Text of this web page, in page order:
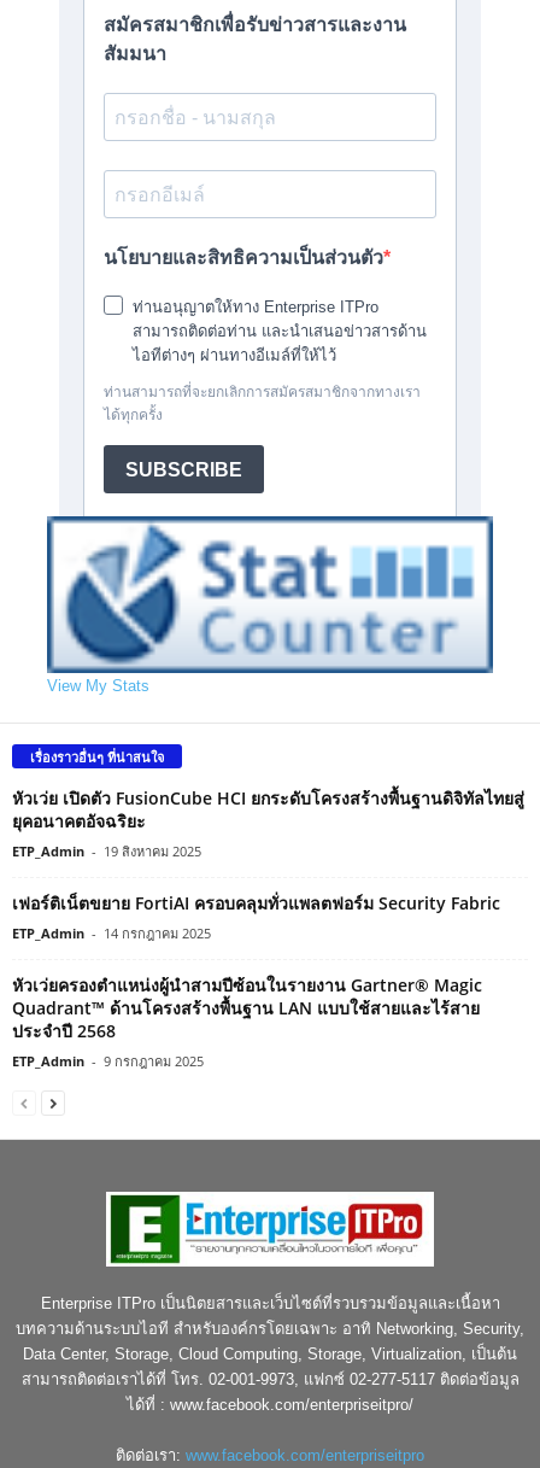
View My Stats
เรื่องราวอื่นๆ ที่น่าสนใจ
หัวเว่ย เปิดตัว FusionCube HCI ยกระดับโครงสร้างพื้นฐานดิจิทัลไทยสู่
ยุคอนาคตอัจฉริยะ
ETP_Admin - 19 สิงหาคม 2025
เฟอร์ติเน็ตขยาย FortiAI ครอบคลุมทั่วแพลตฟอร์ม Security Fabric
ETP_Admin - 14 กรกฎาคม 2025
หัวเว่ยครองตำแหน่งผู้นำสามปีซ้อนในรายงาน Gartner® Magic
Quadrant™ ด้านโครงสร้างพื้นฐาน LAN แบบใช้สายและไร้สาย
ประจำปี 2568
ETP_Admin - 9 กรกฎาคม 2025
Enterprise ITPro เป็นนิตยสารและเว็บไซต์ที่รวบรวมข้อมูลและเนื้อหา
บทความด้านระบบไอที สำหรับองค์กรโดยเฉพาะ อาทิ Networking, Security,
Data Center, Storage, Cloud Computing, Storage, Virtualization, เป็นต้น
สามารถติดต่อเราได้ที่ โทร. 02-001-9973, แฟกซ์ 02-277-5117 ติดต่อข้อมูล
ได้ที่ : www.facebook.com/enterpriseitpro/
ติดต่อเรา: www.facebook.com/enterpriseitpro